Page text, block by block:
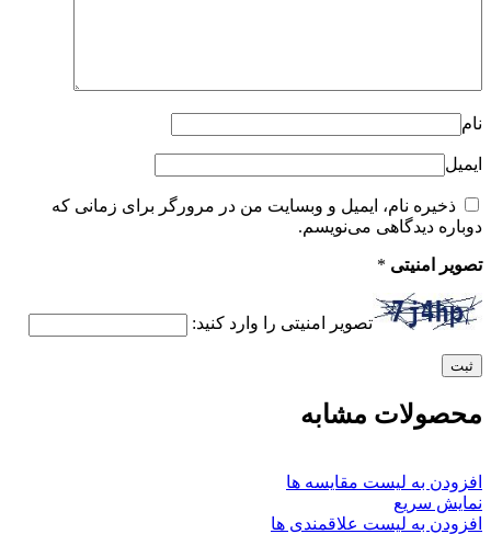
نام
ایمیل
ذخیره نام، ایمیل و وبسایت من در مرورگر برای زمانی که
دوباره دیدگاهی می‌نویسم.
تصویر امنیتی *
تصویر امنیتی را وارد کنید:
محصولات مشابه
افزودن به لیست مقایسه ها
نمایش سریع
افزودن به لیست علاقمندی ها